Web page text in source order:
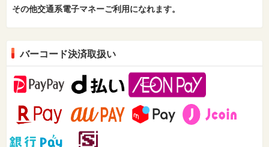
その他交通系電子マネーご利用になれます。
バーコード決済取扱い